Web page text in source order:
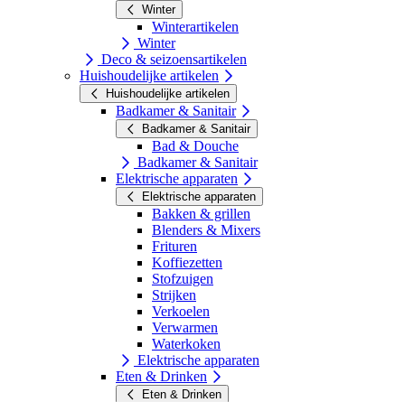
Winter
Winterartikelen
Winter
Deco & seizoensartikelen
Huishoudelijke artikelen
Huishoudelijke artikelen
Badkamer & Sanitair
Badkamer & Sanitair
Bad & Douche
Badkamer & Sanitair
Elektrische apparaten
Elektrische apparaten
Bakken & grillen
Blenders & Mixers
Frituren
Koffiezetten
Stofzuigen
Strijken
Verkoelen
Verwarmen
Waterkoken
Elektrische apparaten
Eten & Drinken
Eten & Drinken